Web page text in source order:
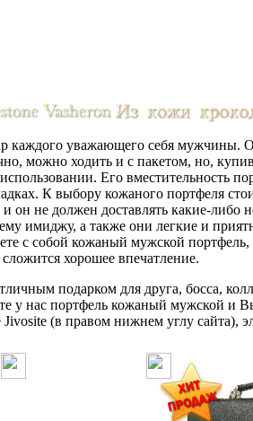
уважающего себя мужчины.
можно ходить и с пакетом, но,
Его вместительность
К выбору кожаного портфеля
он не должен доставлять какие-либо
имиджу, а также они легкие и
с собой кожаный мужской портфель,
хорошее впечатление.
подарком для друга, босса,
у нас портфель кожаный мужской и
(в правом нижнем углу сайта),